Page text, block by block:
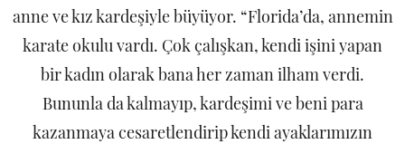
anne ve kız kardeşiyle büyüyor. “Florida’da, annemin
karate okulu vardı. Çok çalışkan, kendi işini yapan
bir kadın olarak bana her zaman ilham verdi.
Bununla da kalmayıp, kardeşimi ve beni para
kazanmaya cesaretlendirip kendi ayaklarımızın